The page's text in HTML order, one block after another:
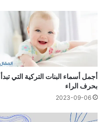
أجمل أسماء البنات التركية التي تبدأ
بحرف الراء
2023-09-06